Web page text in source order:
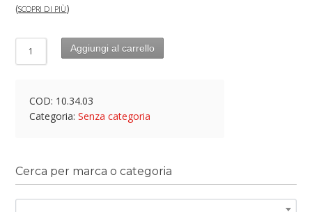
(SCOPRI DI PIÙ)
Aggiungi al carrello
COD: 10.34.03
Categoria:Senza categoria
Cerca per marca o categoria